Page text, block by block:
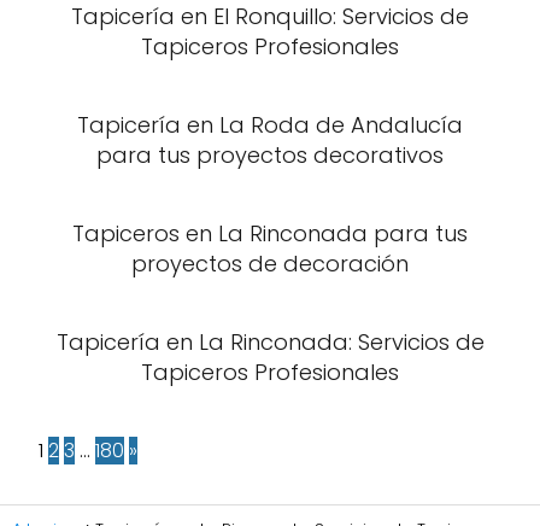
Tapicería en El Ronquillo: Servicios de
Tapiceros Profesionales
Tapicería en La Roda de Andalucía
para tus proyectos decorativos
Tapiceros en La Rinconada para tus
proyectos de decoración
Tapicería en La Rinconada: Servicios de
Tapiceros Profesionales
1 23 … 180 »